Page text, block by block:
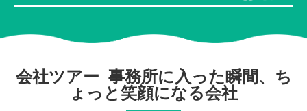
会社ツアー_事務所に入った瞬間、ち
ょっと笑顔になる会社